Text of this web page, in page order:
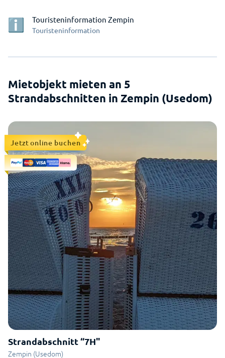
Touristeninformation Zempin
Touristeninformation
Mietobjekt mieten an 5
Strandabschnitten in Zempin (Usedom)
Strandabschnitt “7H"
Zempin (Usedom)
Jetzt online buchen